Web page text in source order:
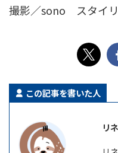
撮影／sono スタイ
この記事を書いた人
リ